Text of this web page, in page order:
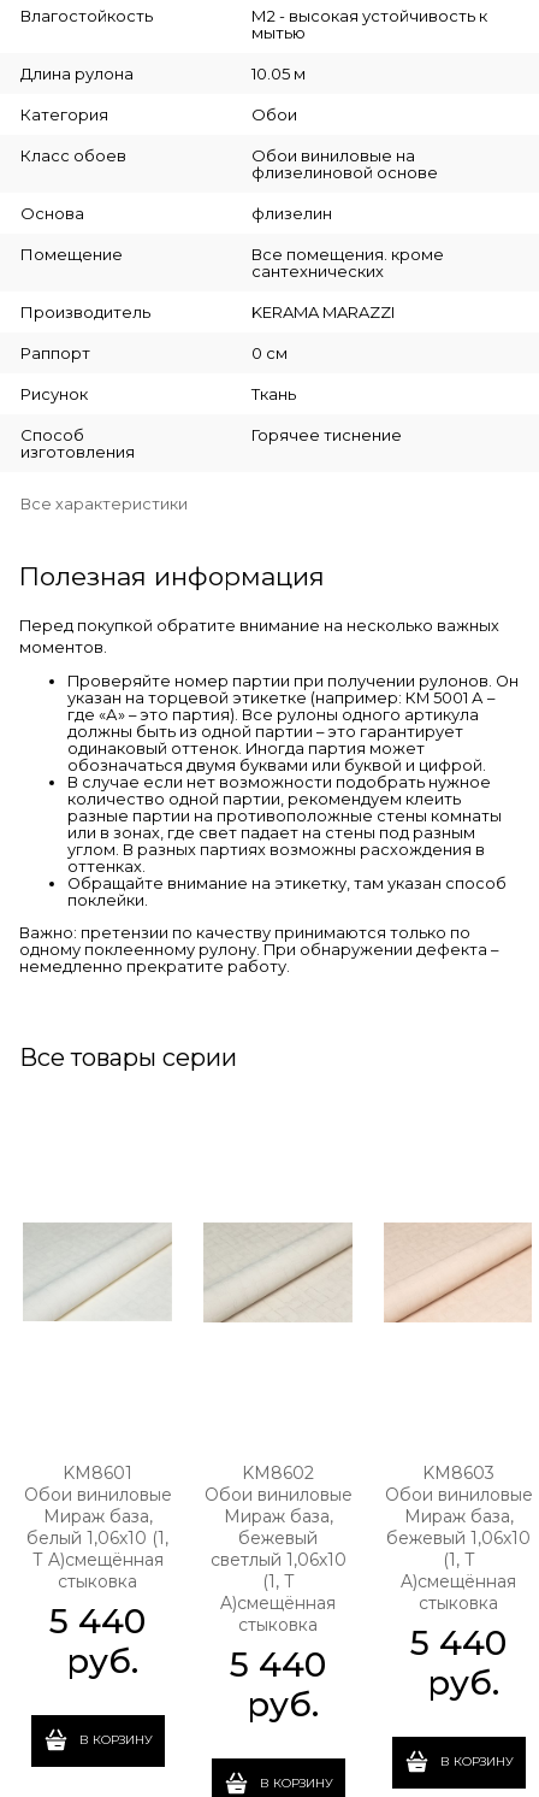
Влагостойкость
М2 - высокая устойчивость к
мытью
Длина рулона 10.05 м
Категория Обои
Класс обоев
Обои виниловые на
флизелиновой основе
Основа флизелин
Помещение
Все помещения. кроме
сантехнических
Производитель KERAMA MARAZZI
Раппорт 0 см
Рисунок Ткань
Способ
изготовления
Горячее тиснение
Все характеристики
Полезная информация
Перед покупкой обратите внимание на несколько важных
моментов.
Проверяйте номер партии при получении рулонов. Он
указан на торцевой этикетке (например: КМ 5001 А –
где «А» – это партия). Все рулоны одного артикула
должны быть из одной партии – это гарантирует
одинаковый оттенок. Иногда партия может
обозначаться двумя буквами или буквой и цифрой.
В случае если нет возможности подобрать нужное
количество одной партии, рекомендуем клеить
разные партии на противоположные стены комнаты
или в зонах, где свет падает на стены под разным
углом. В разных партиях возможны расхождения в
оттенках.
Обращайте внимание на этикетку, там указан способ
поклейки.
Важно: претензии по качеству принимаются только по
одному поклеенному рулону. При обнаружении дефекта –
немедленно прекратите работу.
Все товары серии
KM8601
Обои виниловые
Мираж база,
белый 1,06х10 (1,
Т A)смещённая
стыковка
5 440
руб.
В КОРЗИНУ
KM8602
Обои виниловые
Мираж база,
бежевый
светлый 1,06х10
(1, Т
A)смещённая
стыковка
5 440
руб.
В КОРЗИНУ
KM8603
Обои виниловые
Мираж база,
бежевый 1,06х10
(1, Т
A)смещённая
стыковка
5 440
руб.
В КОРЗИНУ